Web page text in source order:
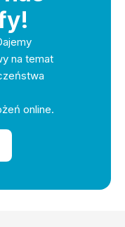
na temat
online.